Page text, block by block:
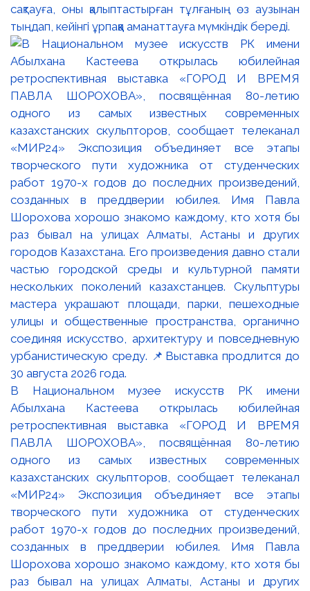
сақтауға, оны қалыптастырған тұлғаның өз аузынан
тыңдап, кейінгі ұрпаққа аманаттауға мүмкіндік береді.
В Национальном музее искусств РК имени
Абылхана Кастеева открылась юбилейная
ретроспективная выставка «ГОРОД И ВРЕМЯ
ПАВЛА ШОРОХОВА», посвящённая 80-летию
одного из самых известных современных
казахстанских скульпторов, сообщает телеканал
«МИР24» Экспозиция объединяет все этапы
творческого пути художника от студенческих
работ 1970-х годов до последних произведений,
созданных в преддверии юбилея. Имя Павла
Шорохова хорошо знакомо каждому, кто хотя бы
раз бывал на улицах Алматы, Астаны и других